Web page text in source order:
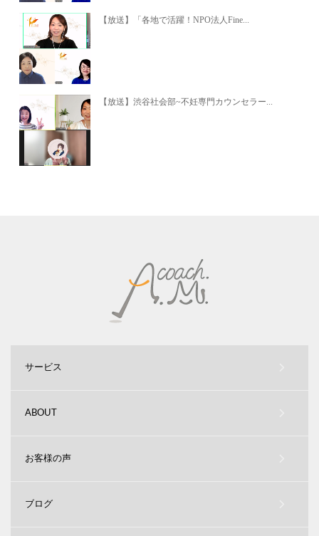
【放送】「各地で活躍！NPO法人Fine...
【放送】渋谷社会部~不妊専門カウンセラー...
サービス
ABOUT
お客様の声
ブログ